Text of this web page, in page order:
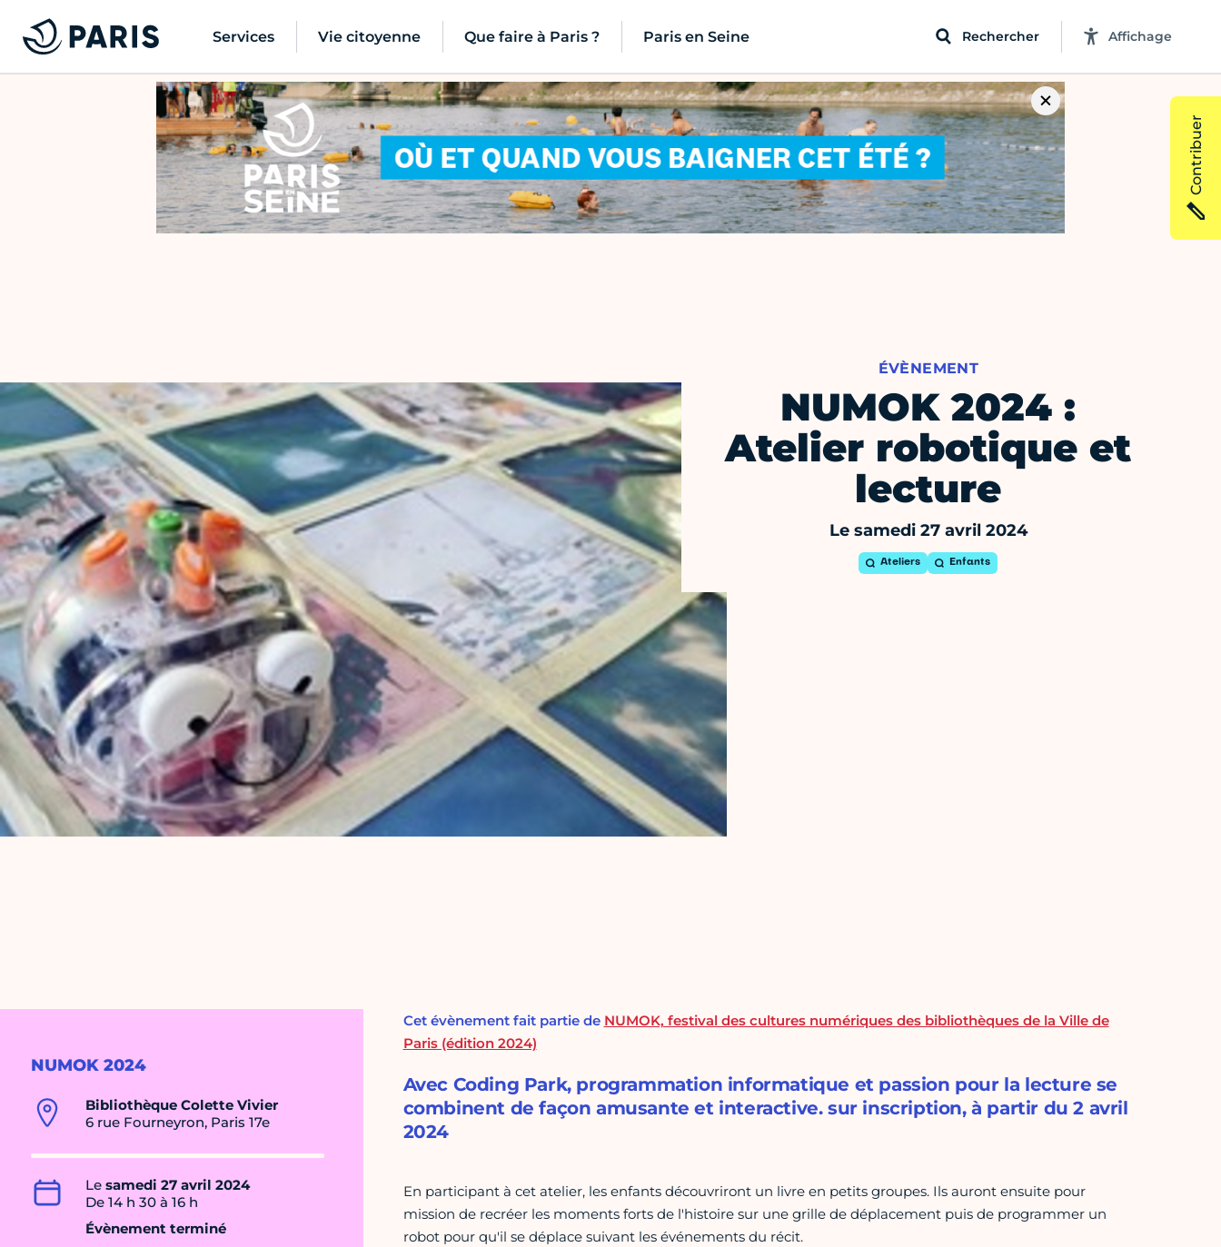
Services Vie citoyenne Que faire à Paris ? Paris en Seine Rechercher Affichage
ÉVÈNEMENT
NUMOK 2024 :
Atelier robotique et
lecture
Le samedi 27 avril 2024
Ateliers Enfants
NUMOK 2024
Bibliothèque Colette Vivier
6 rue Fourneyron, Paris 17e
Le samedi 27 avril 2024
De 14 h 30 à 16 h
Évènement terminé
Cet évènement fait partie de NUMOK, festival des cultures numériques des bibliothèques de la Ville de
Paris (édition 2024)
Avec Coding Park, programmation informatique et passion pour la lecture se
combinent de façon amusante et interactive. sur inscription, à partir du 2 avril
2024
En participant à cet atelier, les enfants découvriront un livre en petits groupes. Ils auront ensuite pour
mission de recréer les moments forts de l'histoire sur une grille de déplacement puis de programmer un
robot pour qu'il se déplace suivant les événements du récit.
Contribuer